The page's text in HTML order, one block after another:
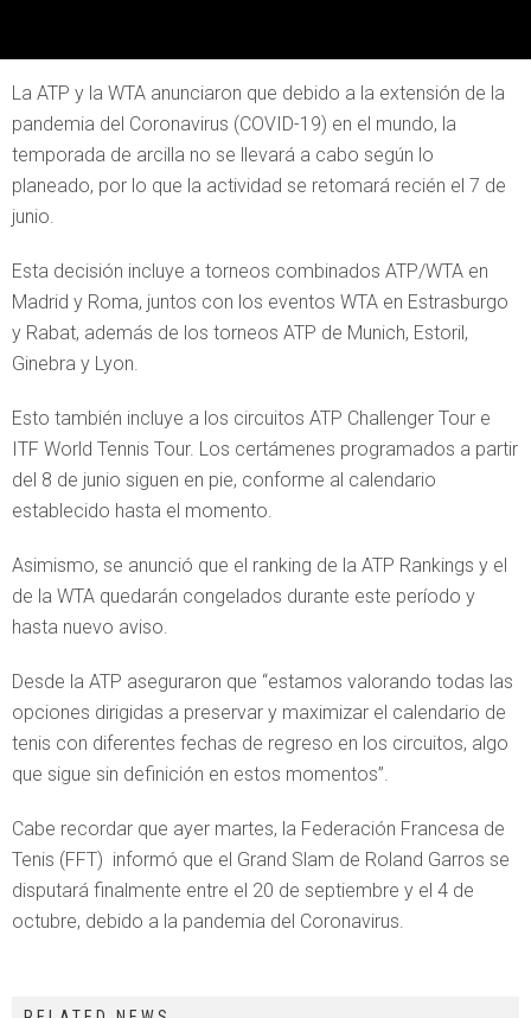
La ATP y la WTA anunciaron que debido a la extensión de la
pandemia del Coronavirus (COVID-19) en el mundo, la
temporada de arcilla no se llevará a cabo según lo
planeado, por lo que la actividad se retomará recién el 7 de
junio.
Esta decisión incluye a torneos combinados ATP/WTA en
Madrid y Roma, juntos con los eventos WTA en Estrasburgo
y Rabat, además de los torneos ATP de Munich, Estoril,
Ginebra y Lyon.
Esto también incluye a los circuitos ATP Challenger Tour e
ITF World Tennis Tour. Los certámenes programados a partir
del 8 de junio siguen en pie, conforme al calendario
establecido hasta el momento.
Asimismo, se anunció que el ranking de la ATP Rankings y el
de la WTA quedarán congelados durante este período y
hasta nuevo aviso.
Desde la ATP aseguraron que “estamos valorando todas las
opciones dirigidas a preservar y maximizar el calendario de
tenis con diferentes fechas de regreso en los circuitos, algo
que sigue sin definición en estos momentos”.
Cabe recordar que ayer martes, la Federación Francesa de
Tenis (FFT) informó que el Grand Slam de Roland Garros se
disputará finalmente entre el 20 de septiembre y el 4 de
octubre, debido a la pandemia del Coronavirus.